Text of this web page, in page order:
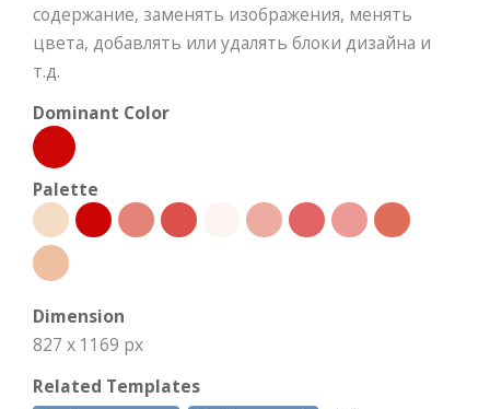
содержание, заменять изображения, менять
цвета, добавлять или удалять блоки дизайна и
т.д.
Dominant Color
Palette
Dimension
827 x 1169 px
Related Templates